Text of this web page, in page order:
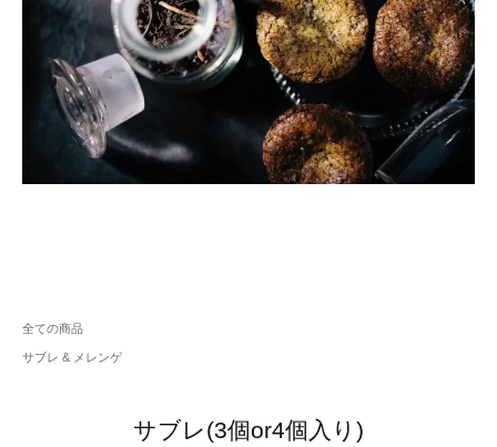
全ての商品
サブレ & メレンゲ
サブレ(3個or4個入り)